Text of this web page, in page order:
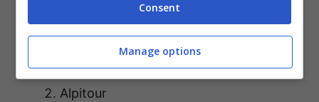
Tra questi:
Volagratis
Alpitour
Consent
Manage options